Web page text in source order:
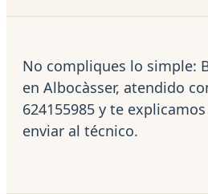
No compliques lo simple:
en Albocàsser, atendido
624155985 y te
enviar al técnico.